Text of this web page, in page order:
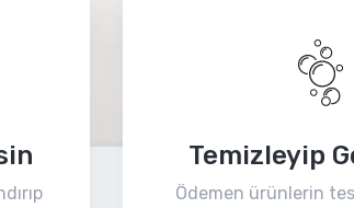
Temizleyip
Ödemen ürünlerin